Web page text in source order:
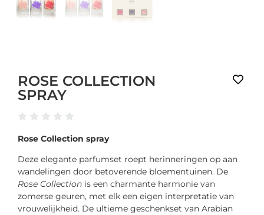
ROSE COLLECTION
SPRAY
Rose Collection spray
Deze elegante parfumset roept herinneringen op aan
wandelingen door betoverende bloementuinen. De
Rose Collection is een charmante harmonie van
zomerse geuren, met elk een eigen interpretatie van
vrouwelijkheid. De ultieme geschenkset van Arabian